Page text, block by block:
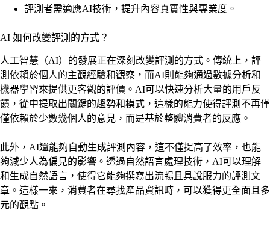
評測者需適應AI技術，提升內容真實性與專業度。
AI 如何改變評測的方式？
人工智慧（AI）的發展正在深刻改變評測的方式。傳統上，評
測依賴於個人的主觀經驗和觀察，而AI則能夠通過數據分析和
機器學習來提供更客觀的評價。AI可以快速分析大量的用戶反
饋，從中提取出關鍵的趨勢和模式，這樣的能力使得評測不再僅
僅依賴於少數幾個人的意見，而是基於整體消費者的反應。
此外，AI還能夠自動生成評測內容，這不僅提高了效率，也能
夠減少人為偏見的影響。透過自然語言處理技術，AI可以理解
和生成自然語言，使得它能夠撰寫出流暢且具說服力的評測文
章。這樣一來，消費者在尋找產品資訊時，可以獲得更全面且多
元的觀點。